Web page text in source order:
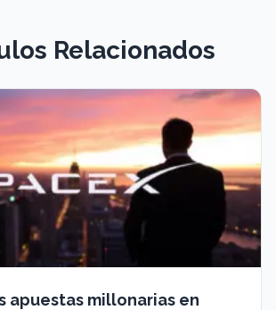
Relacionados
apuestas millonarias en